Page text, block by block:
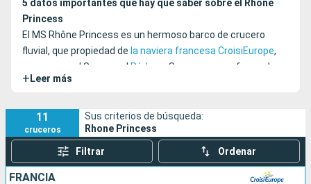
5 datos importantes que hay que saber sobre el Rhône
Princess
El MS Rhône Princess es un hermoso barco de crucero
fluvial, que propiedad de la naviera francesa CroisiEurope,
navega por el Saona y el Ródano
. Sus cruceros ofrecen la
posibilidad de descubrir las maravillas presentes entre
+ Leer más
11
cruceros
Sus criterios de búsqueda:
Rhone Princess
Filtrar Ordenar
FRANCIA